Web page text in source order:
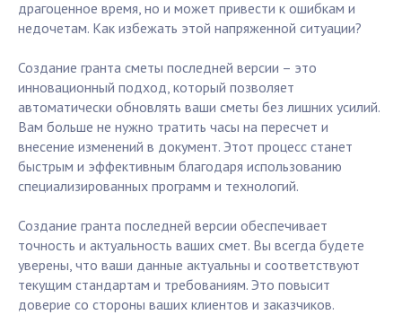
драгоценное время, но и может привести к ошибкам и
недочетам. Как избежать этой напряженной ситуации?
Создание гранта сметы последней версии – это
инновационный подход, который позволяет
автоматически обновлять ваши сметы без лишних усилий.
Вам больше не нужно тратить часы на пересчет и
внесение изменений в документ. Этот процесс станет
быстрым и эффективным благодаря использованию
специализированных программ и технологий.
Создание гранта последней версии обеспечивает
точность и актуальность ваших смет. Вы всегда будете
уверены, что ваши данные актуальны и соответствуют
текущим стандартам и требованиям. Это повысит
доверие со стороны ваших клиентов и заказчиков.